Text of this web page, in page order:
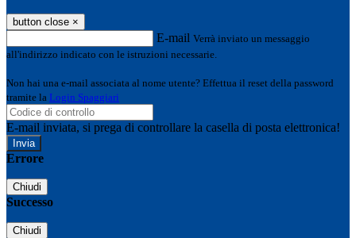
button close ×
E-mail Verrà inviato un messaggio
all'indirizzo indicato con le istruzioni necessarie.
Non hai una e-mail associata al nome utente? Effettua il reset della password
tramite la Login Spaggiari
E-mail inviata, si prega di controllare la casella di posta elettronica!
Errore
Chiudi
Successo
Chiudi